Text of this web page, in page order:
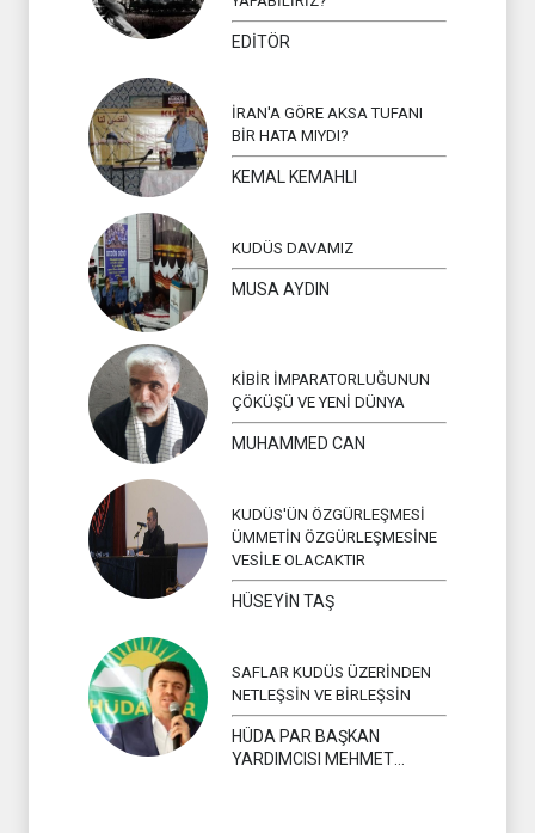
EDİTÖR
İRAN'A GÖRE AKSA TUFANI
BİR HATA MIYDI?
KEMAL KEMAHLI
KUDÜS DAVAMIZ
MUSA AYDIN
KİBİR İMPARATORLUĞUNUN
ÇÖKÜŞÜ VE YENİ DÜNYA
MUHAMMED CAN
KUDÜS'ÜN ÖZGÜRLEŞMESİ
ÜMMETİN ÖZGÜRLEŞMESİNE
VESİLE OLACAKTIR
HÜSEYİN TAŞ
SAFLAR KUDÜS ÜZERİNDEN
NETLEŞSİN VE BİRLEŞSİN
HÜDA PAR BAŞKAN
YARDIMCISI MEHMET